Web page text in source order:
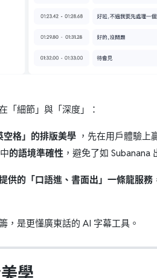
「細節」與「深度」：
空格」的排版美學 ，先在用戶體驗上
的語境準確性 ，避免了如 Subanana
供的「口語進、書面出」一條龍服務
，是更懂廣東話的 AI 字幕工具。
學